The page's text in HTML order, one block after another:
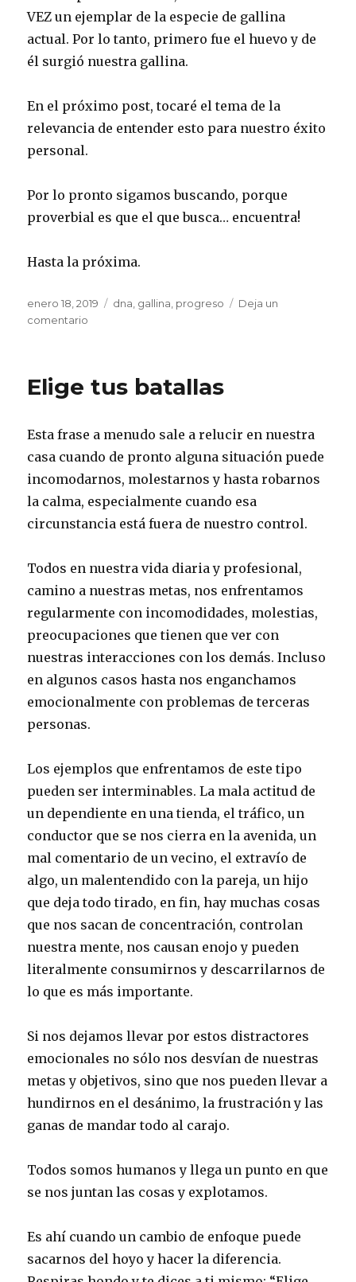
VEZ un ejemplar de la especie de gallina
actual. Por lo tanto, primero fue el huevo y de
él surgió nuestra gallina.
En el próximo post, tocaré el tema de la
relevancia de entender esto para nuestro éxito
personal.
Por lo pronto sigamos buscando, porque
proverbial es que el que busca… encuentra!
Hasta la próxima.
Publicado
el
enero 18, 2019 Etiquetas
dna gallina progreso
Deja un
comentario
saber:
primero,
el
o
la
gallina?
Elige tus batallas
Esta frase a menudo sale a relucir en nuestra
casa cuando de pronto alguna situación puede
incomodarnos, molestarnos y hasta robarnos
la calma, especialmente cuando esa
circunstancia está fuera de nuestro control.
Todos en nuestra vida diaria y profesional,
camino a nuestras metas, nos enfrentamos
regularmente con incomodidades, molestias,
preocupaciones que tienen que ver con
nuestras interacciones con los demás. Incluso
en algunos casos hasta nos enganchamos
emocionalmente con problemas de terceras
personas.
Los ejemplos que enfrentamos de este tipo
pueden ser interminables. La mala actitud de
un dependiente en una tienda, el tráfico, un
conductor que se nos cierra en la avenida, un
mal comentario de un vecino, el extravío de
algo, un malentendido con la pareja, un hijo
que deja todo tirado, en fin, hay muchas cosas
que nos sacan de concentración, controlan
nuestra mente, nos causan enojo y pueden
literalmente consumirnos y descarrilarnos de
lo que es más importante.
Si nos dejamos llevar por estos distractores
emocionales no sólo nos desvían de nuestras
metas y objetivos, sino que nos pueden llevar a
hundirnos en el desánimo, la frustración y las
ganas de mandar todo al carajo.
Todos somos humanos y llega un punto en que
se nos juntan las cosas y explotamos.
Es ahí cuando un cambio de enfoque puede
sacarnos del hoyo y hacer la diferencia.